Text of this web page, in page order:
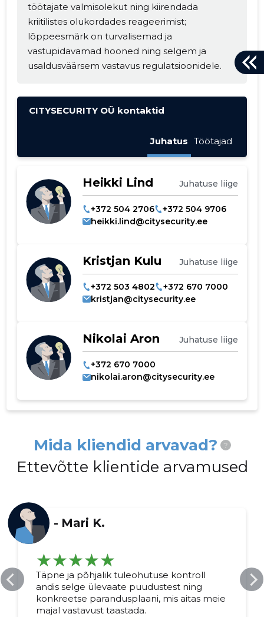
töötajate valmisolekut ning kiirendada
kriitilistes olukordades reageerimist;
lõppeesmärk on turvalisemad ja
vastupidavamad hooned ning selgem ja
usaldusväärsem vastavus regulatsioonidele.
CITYSECURITY OÜ kontaktid
Juhatus Töötajad
Heikki Lind Juhatuse liige
+372 504 2706
+372 504 9706
heikki.lind@citysecurity.ee
Kristjan Kulu Juhatuse liige
+372 503 4802
+372 670 7000
kristjan@citysecurity.ee
Nikolai Aron Juhatuse liige
+372 670 7000
nikolai.aron@citysecurity.ee
Mida kliendid arvavad? ?
Ettevõtte klientide arvamused
- Mari K.
Täpne ja põhjalik tuleohutuse kontroll
andis selge ülevaate puudustest ning
konkreetse parandusplaani, mis aitas meie
majal vastavust taastada.